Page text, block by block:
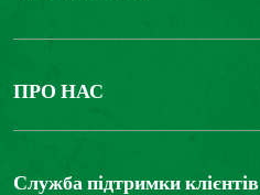
ПРО НАС
The Bonduelle group
Служба підтримки клієнтів